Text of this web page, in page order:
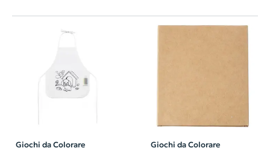
Giochi da Colorare Giochi da Colorare